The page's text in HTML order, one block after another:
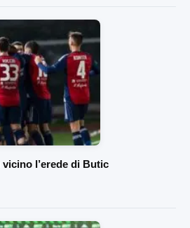
l’erede di Butic